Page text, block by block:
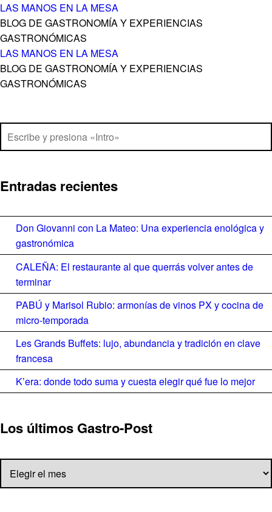
Hay fórmulas que funcionan. Luna Rossa - LAS MANOS EN LA MESA
LAS MANOS EN LA MESA
BLOG DE GASTRONOMÍA Y EXPERIENCIAS
GASTRONÓMICAS
Hay fórmulas que funcionan. Luna Rossa - LAS MANOS EN LA MESA
LAS MANOS EN LA MESA
BLOG DE GASTRONOMÍA Y EXPERIENCIAS
GASTRONÓMICAS
Saltar al contenido
Buscar
Entradas recientes
Don Giovanni con La Mateo: Una experiencia enológica y
gastronómica
CALEÑA: El restaurante al que querrás volver antes de
terminar
PABÚ y Marisol Rubio: armonías de vinos PX y cocina de
micro-temporada
Les Grands Buffets: lujo, abundancia y tradición en clave
francesa
K’era: donde todo suma y cuesta elegir qué fue lo mejor
Los últimos Gastro-Post
Los últimos Gastro-Post